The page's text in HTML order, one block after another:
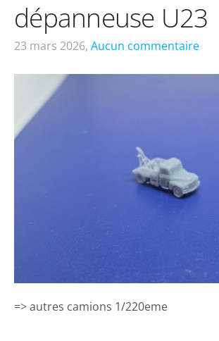
dépanneuse U23
23 mars 2026, Aucun commentaire
=> autres camions 1/220eme